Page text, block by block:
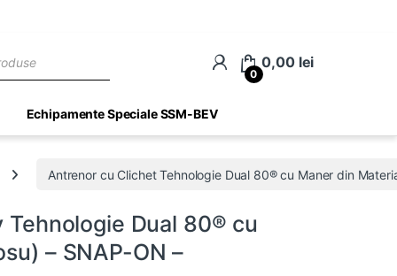
0
0,00 lei
Echipamente Speciale SSM-BEV
Antrenor cu Clichet Tehnologie Dual 80® cu Maner din
Tehnologie Dual 80® cu
– SNAP-ON –